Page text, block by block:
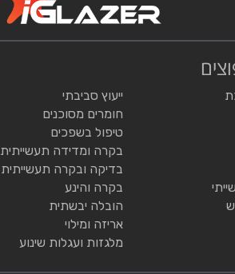
ייעוץ סביבתי
חומרים מסוכנים
טיפול בשפכים
בקרה ומדידה תעשייתית
בדיקה ובקרה תעשייתית
בקרה והינע
הובלה יבשתית
אריזה ומילוי
מלגזות ועגלות שינוע